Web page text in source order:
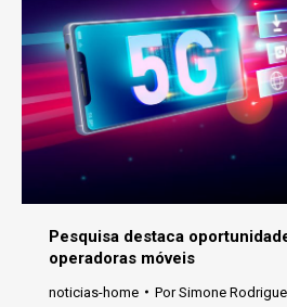
Pesquisa destaca
operadoras móveis
noticias-home PorSimone